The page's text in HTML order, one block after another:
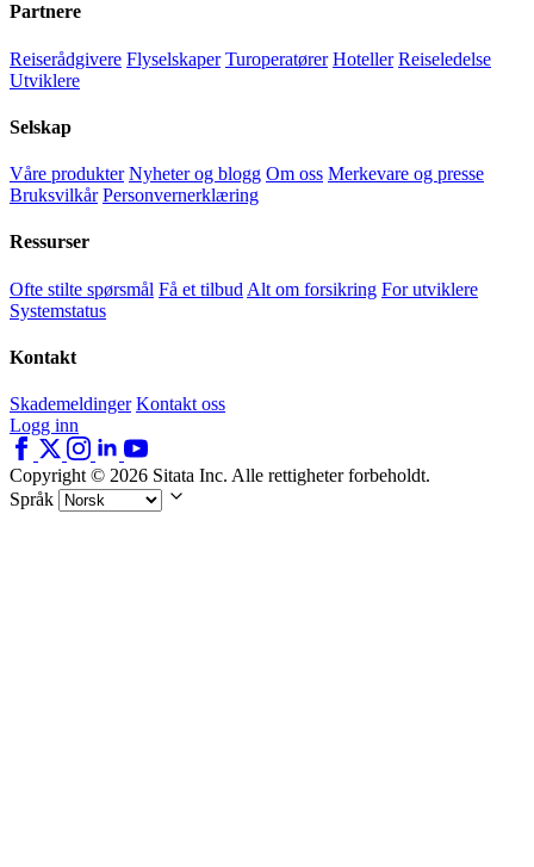
Partnere
Reiserådgivere Flyselskaper Turoperatører Hoteller Reiseledelse
Utviklere
Selskap
Våre produkter Nyheter og blogg Om oss Merkevare og presse
Bruksvilkår Personvernerklæring
Ressurser
Ofte stilte spørsmål Få et tilbud Alt om forsikring For utviklere
Systemstatus
Kontakt
Skademeldinger Kontakt oss
Logg inn
Copyright © 2026 Sitata Inc. Alle rettigheter forbeholdt.
Språk